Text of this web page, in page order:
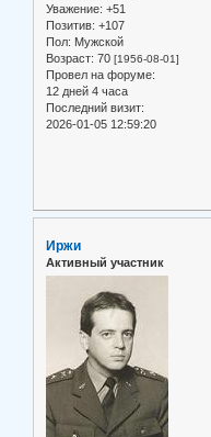
Уважение: +51
Позитив: +107
Пол: Мужской
Возраст: 70 [1956-08-01]
Провел на форуме:
12 дней 4 часа
Последний визит:
2026-01-05 12:59:20
Иржи
Активный участник